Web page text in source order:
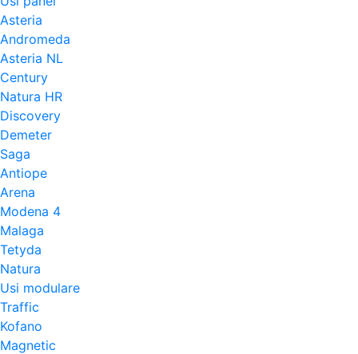
Asteria
Andromeda
Asteria NL
Century
Natura HR
Discovery
Demeter
Saga
Antiope
Arena
Modena 4
Malaga
Tetyda
Natura
Usi modulare
Traffic
Kofano
Magnetic